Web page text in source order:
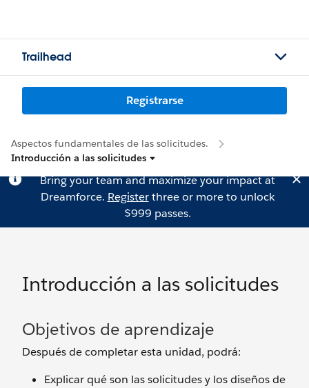
Trailhead
Registrarse
Aspectos fundamentales de las solicitudes.
Introducción a las solicitudes
Bring your team and maximize your impact at
Dreamforce. Registerthree or more to unlock
$999 passes.
Introducción a las solicitudes
Objetivos de aprendizaje
Después de completar esta unidad, podrá:
Explicar qué son las solicitudes y los diseños de